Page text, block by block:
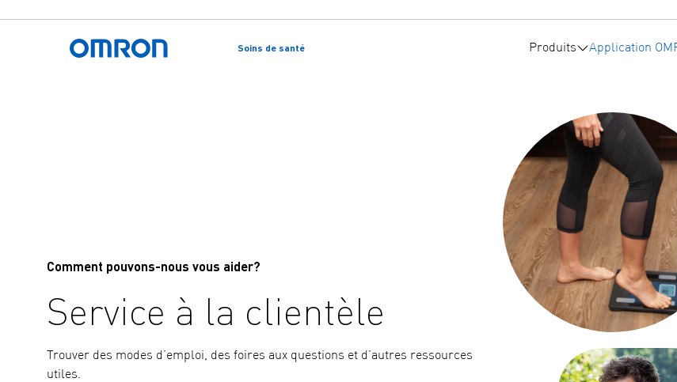
Accueil Omron
Soins de santé Produits Sous-menu
Application
Comment pouvons-nous vous aider?
Service à la clientèle
Trouver des modes d’emploi, des foires aux questions et d’autres ressources
utiles.